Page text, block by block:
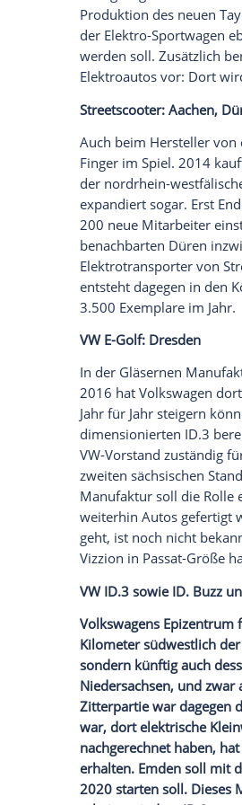
Mercedes GLC F-
Das
deutschlandweites
Daimler-Werk
Wasserstofftanks
GLC F-Cell in
OpelGrandland X
Opelsplittet seine
spanischen
Eisenach. Dort baut
Version des SUVs.
weitere Baureihe
Ob dies wirklich
Porsche Taycan
Porsche hat für
hochgezogen.
Produktion des
der Elektro-
werden soll.
Elektroautos vor:
Streetscooter:
Auch beim
Finger im Spiel.
der nordrhein-
expandiert sogar.
200 neue
benachbarten